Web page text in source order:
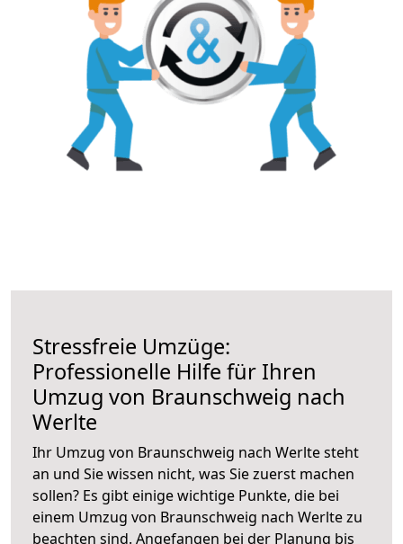
Stressfreie Umzüge:
Professionelle Hilfe für Ihren
Umzug von Braunschweig nach
Werlte
Ihr Umzug von Braunschweig nach Werlte steht
an und Sie wissen nicht, was Sie zuerst machen
sollen? Es gibt einige wichtige Punkte, die bei
einem Umzug von Braunschweig nach Werlte zu
beachten sind. Angefangen bei der Planung bis